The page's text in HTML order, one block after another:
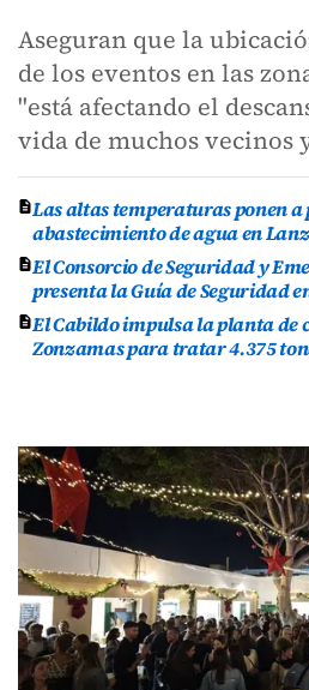
Aseguran que la
de los eventos en las
"está afectando el
vida de muchos vecinos
Las altas temperaturas ponen a
abastecimiento de agua en
El Consorcio de Seguridad y
presenta la Guía de Seguridad
El Cabildo impulsa la planta de
Zonzamas para tratar 4.375